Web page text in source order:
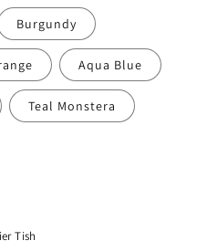
Burgundy
Aqua Blue
Teal Monstera
Tish